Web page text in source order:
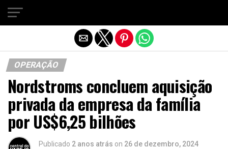
OPERAÇÃO
Nordstroms concluem aquisição
privada da empresa da família
por US$6,25 bilhões
Publicado 2 anos atrás on 26 de dezembro, 2024